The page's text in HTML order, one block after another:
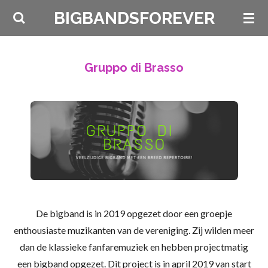
Ga
BIGBANDSFOREVER
Gruppo di Brasso
De bigband is in 2019 opgezet door een groepje
enthousiaste muzikanten van de vereniging. Zij wilden meer
dan de klassieke fanfaremuziek en hebben projectmatig
een bigband opgezet. Dit project is in april 2019 van start